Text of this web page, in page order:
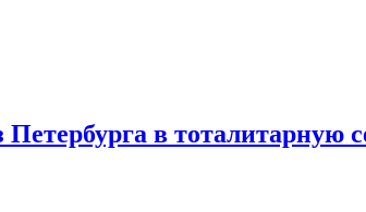
в тоталитарную